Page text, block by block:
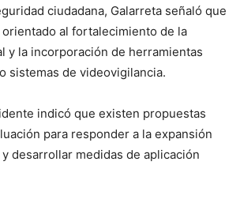
ciudadana, Galarreta señaló que
al fortalecimiento de la
y la incorporación de herramientas
sistemas de videovigilancia.
indicó que existen propuestas
para responder a la expansión
desarrollar medidas de aplicación